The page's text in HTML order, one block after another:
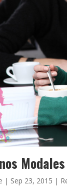
Modales
| Sep 23, 2015 |